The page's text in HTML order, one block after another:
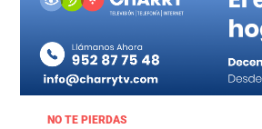
NO TE PIERDAS